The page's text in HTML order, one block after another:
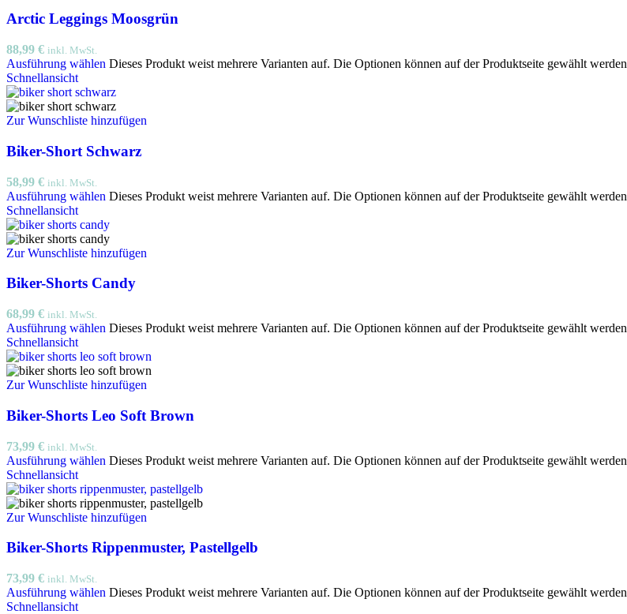
Arctic Leggings Moosgrün
88,99 € inkl. MwSt.
Ausführung wählen Dieses Produkt weist mehrere Varianten auf. Die Optionen können auf der Produktseite gewählt werden
Schnellansicht
Zur Wunschliste hinzufügen
Biker-Short Schwarz
58,99 € inkl. MwSt.
Ausführung wählen Dieses Produkt weist mehrere Varianten auf. Die Optionen können auf der Produktseite gewählt werden
Schnellansicht
Zur Wunschliste hinzufügen
Biker-Shorts Candy
68,99 € inkl. MwSt.
Ausführung wählen Dieses Produkt weist mehrere Varianten auf. Die Optionen können auf der Produktseite gewählt werden
Schnellansicht
Zur Wunschliste hinzufügen
Biker-Shorts Leo Soft Brown
73,99 € inkl. MwSt.
Ausführung wählen Dieses Produkt weist mehrere Varianten auf. Die Optionen können auf der Produktseite gewählt werden
Schnellansicht
Zur Wunschliste hinzufügen
Biker-Shorts Rippenmuster, Pastellgelb
73,99 € inkl. MwSt.
Ausführung wählen Dieses Produkt weist mehrere Varianten auf. Die Optionen können auf der Produktseite gewählt werden
Schnellansicht